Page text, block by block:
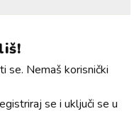
se. Nemaš korisnički
se i uključi se u